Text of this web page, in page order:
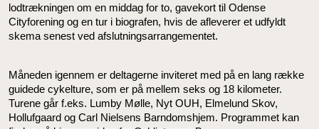
lodtrækningen om en middag for to, gavekort til Odense
Cityforening og en tur i biografen, hvis de afleverer et udfyldt
skema senest ved afslutningsarrangementet.
Måneden igennem er deltagerne inviteret med på en lang række
guidede cykelture, som er på mellem seks og 18 kilometer.
Turene går f.eks. Lumby Mølle, Nyt OUH, Elmelund Skov,
Hollufgaard og Carl Nielsens Barndomshjem. Programmet kan